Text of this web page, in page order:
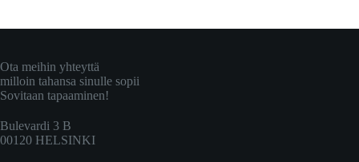
Ota meihin yhteyttä
milloin tahansa sinulle sopii
Sovitaan tapaaminen!
Bulevardi 3 B
00120 HELSINKI